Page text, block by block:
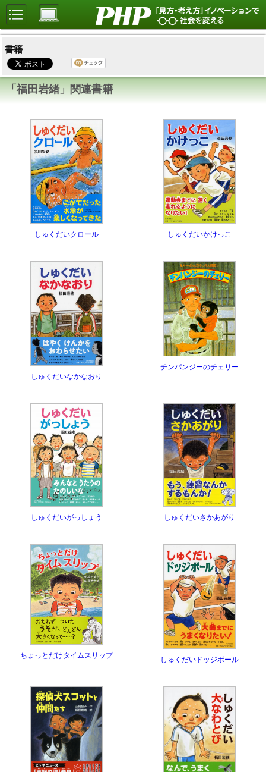
書籍
「福田岩緒」関連書籍
しゅくだいクロール しゅくだいかけっこ
しゅくだいなかなおり
チンパンジーのチェリー
しゅくだいがっしょう しゅくだいさかあがり
ちょっとだけタイムスリップ しゅくだいドッジボール